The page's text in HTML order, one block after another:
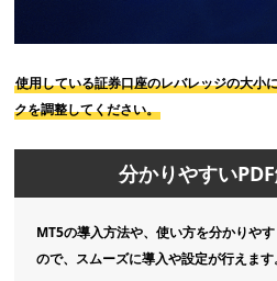
使用している証券口座のレバレッジの大小
クを調整してください。
分かりやすい
MT5の導入方法や、使い方を分かりや
ので、スムーズに導入や設定が行えます